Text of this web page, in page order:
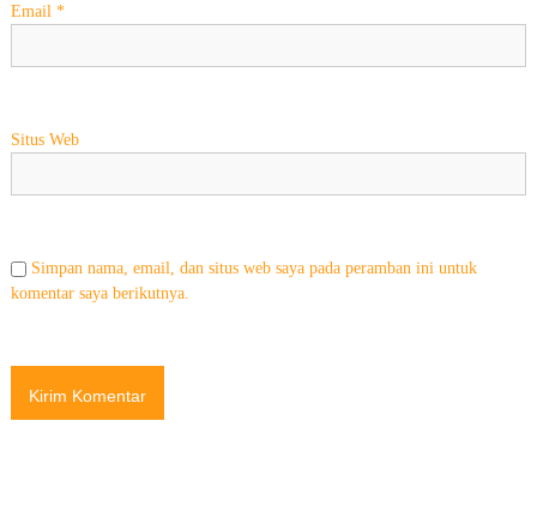
Email *
Situs Web
Simpan nama, email, dan situs web saya pada peramban ini untuk
komentar saya berikutnya.